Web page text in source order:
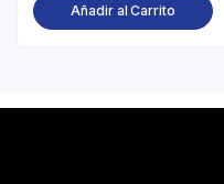
Añadir al Carrito